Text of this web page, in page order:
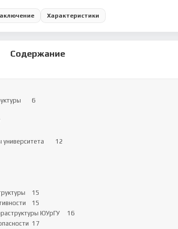
Характеристики
Содержание
6
12
15
15
ЮУрГУ	16
17